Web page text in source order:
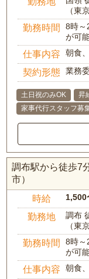
（東
勤務時間
8時～
が可
仕事内容 朝食
契約形態 業務
土日祝のみOK 昇
家事代行スタッフ募
調布駅から徒歩7
市）
時給 1,500
勤務地
調布
（東
勤務時間
8時～
が可
仕事内容 朝食